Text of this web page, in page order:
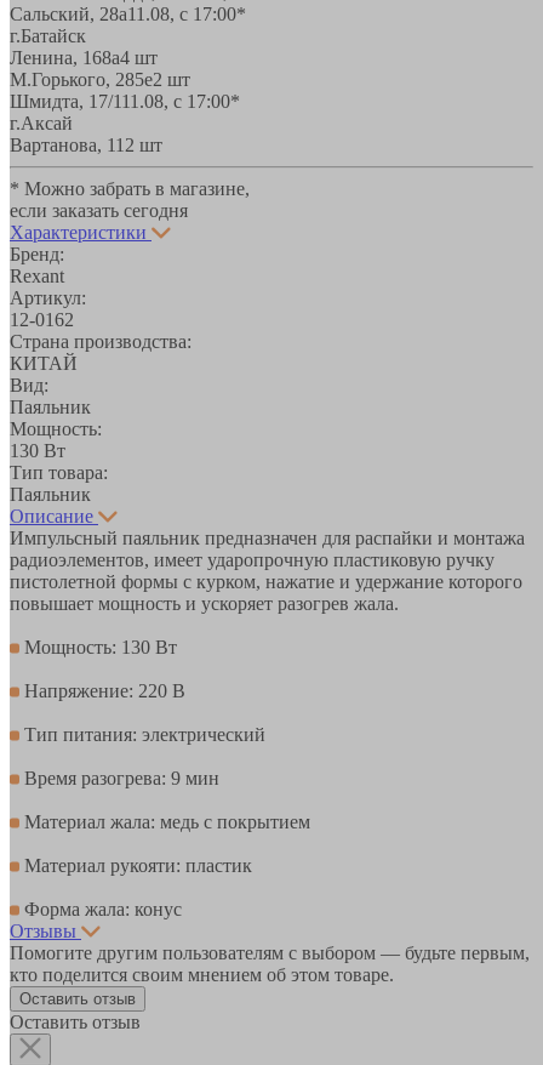
Сальский, 28a11.08, с 17:00*
г.Батайск
Ленина, 168а4 шт
М.Горького, 285е2 шт
Шмидта, 17/111.08, с 17:00*
г.Аксай
Вартанова, 11 2 шт
* Можно забрать в магазине,
если заказать сегодня
Характеристики
Бренд:
Rexant
Артикул:
12-0162
Страна производства:
КИТАЙ
Вид:
Паяльник
Мощность:
130 Вт
Тип товара:
Паяльник
Описание
Импульсный паяльник предназначен для распайки и монтажа
радиоэлементов, имеет ударопрочную пластиковую ручку
пистолетной формы с курком, нажатие и удержание которого
повышает мощность и ускоряет разогрев жала.
Мощность: 130 Вт
Напряжение: 220 В
Тип питания: электрический
Время разогрева: 9 мин
Материал жала: медь с покрытием
Материал рукояти: пластик
Форма жала: конус
Отзывы
Помогите другим пользователям с выбором — будьте первым,
кто поделится своим мнением об этом товаре.
Оставить отзыв
Оставить отзыв